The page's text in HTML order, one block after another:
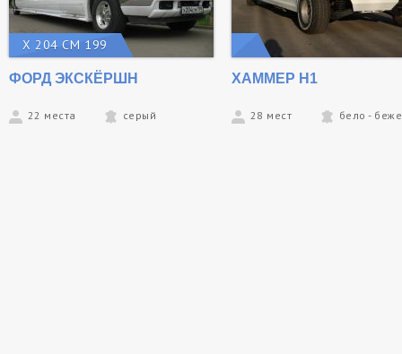
Х 204 СМ 199
ФОРД ЭКСКЁРШН
22 места серый
ХАММЕР Н1
28 мест бело -